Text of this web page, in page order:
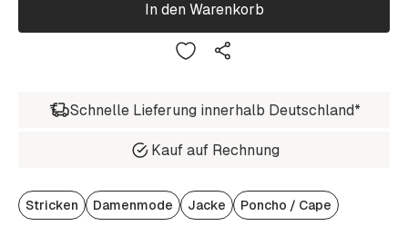
In den Warenkorb
Schnelle Lieferung innerhalb Deutschland*
Kauf auf Rechnung
Stricken Damenmode Jacke Poncho / Cape